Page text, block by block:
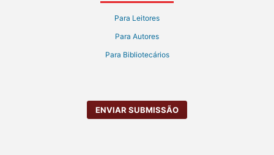
Para Leitores
Para Autores
Para Bibliotecários
ENVIAR SUBMISSÃO